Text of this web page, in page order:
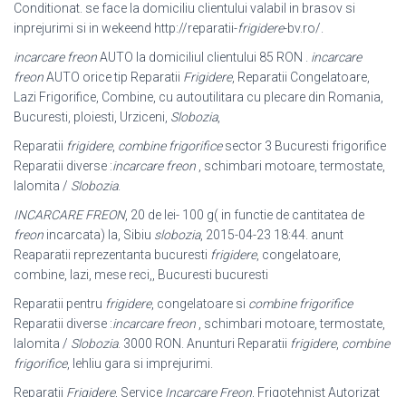
Conditionat. se face la domiciliu clientului valabil in brasov si
inprejurimi si in wekeend http://reparatii-frigidere-bv.ro/.
incarcare freonAUTO la domiciliul clientului 85 RON . incarcare
freonAUTO orice tip Reparatii Frigidere, Reparatii Congelatoare,
Lazi Frigorifice, Combine, cu autoutilitara cu plecare din Romania,
Bucuresti, ploiesti, Urziceni, Slobozia,
Reparatii frigidere, combine frigorificesector 3 Bucuresti frigorifice
Reparatii diverse :incarcare freon , schimbari motoare, termostate,
Ialomita / Slobozia.
INCARCARE FREON, 20 de lei- 100 g( in functie de cantitatea de
freon incarcata) la, Sibiu slobozia, 2015-04-23 18:44. anunt
Reaparatii reprezentanta bucuresti frigidere, congelatoare,
combine, lazi, mese reci,, Bucuresti bucuresti
Reparatii pentru frigidere, congelatoare si combine frigorifice
Reparatii diverse :incarcare freon , schimbari motoare, termostate,
Ialomita / Slobozia. 3000 RON. Anunturi Reparatii frigidere, combine
frigorifice, lehliu gara si imprejurimi.
Reparatii Frigidere, Service Incarcare Freon , Frigotehnist Autorizat